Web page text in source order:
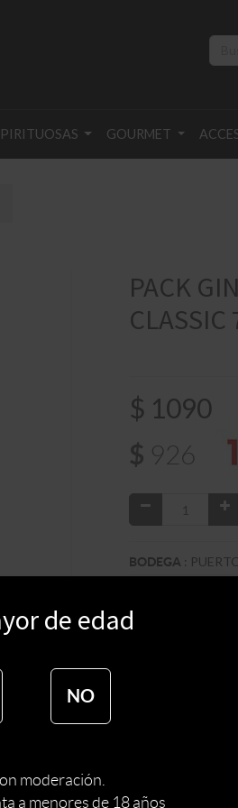
GOURMET
PACK
CLASSIC
$ 1090
$ 926
BODEGA :
TIPO DE
MARCA DE
Ginebra Puerto
este momento.
métodos
antigüedad. Sus
lima, piel de
de edad
NO
moderación.
a menores de 18 años